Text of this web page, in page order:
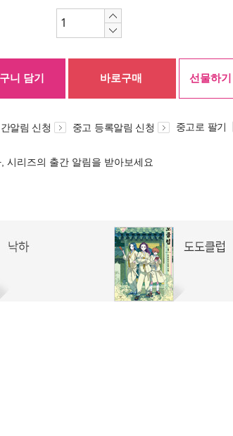
니 담기 바로구매 선물하기
알림 신청 중고 등록알림 신청 중고로 팔기
시리즈의 출간 알림을 받아보세요